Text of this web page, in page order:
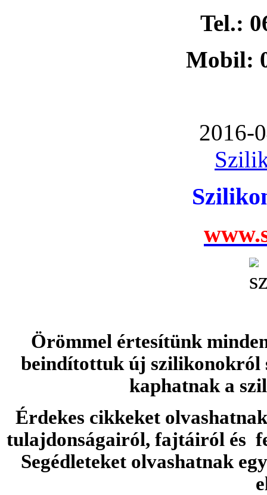
Tel.:
Mobil:
2016-
Örömmel értesítünk
beindítottuk új szilikonokról
kaphatnak a
Érdekes cikkeket
tulajdonságairól, fajtáiról és
Segédleteket olvashatnak